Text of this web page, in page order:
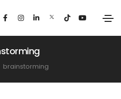
brainstorming